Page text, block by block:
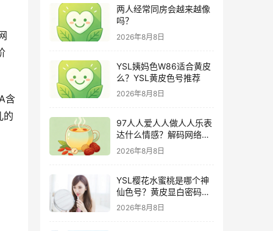
含
的
两人经常同房会越来越像
吗？
2026年8月8日
YSL姨妈色W86适合黄皮
么？YSL黄皮色号推荐
2026年8月8日
97人人爱人人做人人乐表
达什么情感？解码网络世
代独特的社交共鸣
2026年8月8日
YSL樱花水蜜桃是哪个神
仙色号？黄皮显白密码全
解析
2026年8月8日